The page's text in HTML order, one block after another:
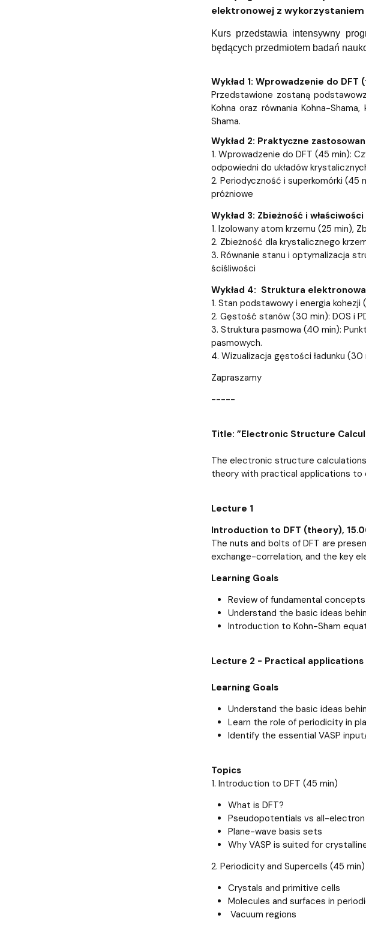
elektronowej z
Kurs przedstawia intensywny
będących przedmiotem badań
Wykład 1: Wprowadzenie do DFT
Przedstawione zostaną
Kohna oraz równania Kohna-
Shama.
Wykład 2: Praktyczne
1. Wprowadzenie do DFT (45 min):
odpowiedni do układów
2. Periodyczność i superkomórki (45
próżniowe
Wykład 3: Zbieżność i
1. Izolowany atom krzemu (25 min),
2. Zbieżność dla krystalicznego
3. Równanie stanu i optymalizacja
ściśliwości
Wykład 4: Struktura elektronowa
1. Stan podstawowy i energia
2. Gęstość stanów (30 min): DOS i
3. Struktura pasmowa (40 min):
pasmowych.
4. Wizualizacja gęstości ładunku (30
Zapraszamy
-----
Title: ”Electronic Structure
The electronic structure
theory with practical applications
Lecture 1
Introduction to DFT (theory),
The nuts and bolts of DFT are
exchange-correlation, and the key
Learning Goals
Review of fundamental
Understand the basic ideas
Introduction to Kohn-Sham
Lecture 2 - Practical applications
Learning Goals
Understand the basic ideas
Learn the role of periodicity in
Identify the essential VASP
Topics
1. Introduction to DFT (45 min)
What is DFT?
Pseudopotentials vs all-
Plane-wave basis sets
Why VASP is suited for
2. Periodicity and Supercells (45 min)
Crystals and primitive cells
Molecules and surfaces in
Vacuum regions